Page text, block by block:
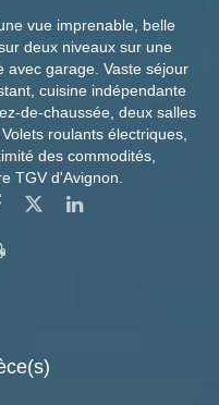
vue imprenable, belle
deux niveaux sur une
avec garage. Vaste séjour
cuisine indépendante
de-chaussée, deux salles
roulants électriques,
des commodités,
TGV d'Avignon.